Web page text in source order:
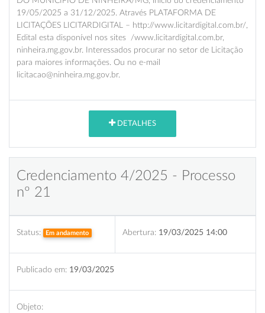
19/05/2025 a 31/12/2025. Através PLATAFORMA DE
LICITAÇÕES LICITARDIGITAL – http://www.licitardigital.com.br/,
Edital esta disponível nos sites /www.licitardigital.com.br,
ninheira.mg.gov.br. Interessados procurar no setor de Licitação
para maiores informações. Ou no e-mail
licitacao@ninheira.mg.gov.br.
DETALHES
Credenciamento 4/2025 - Processo
nº 21
Status: Em andamento Abertura: 19/03/2025 14:00
Publicado em: 19/03/2025
Objeto: